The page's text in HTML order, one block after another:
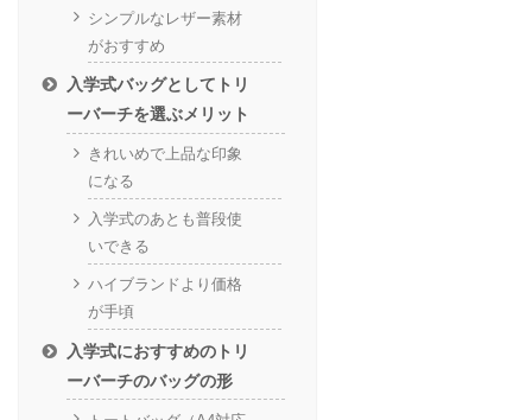
シンプルなレザー素材
がおすすめ
入学式バッグとしてトリ
ーバーチを選ぶメリット
きれいめで上品な印象
になる
入学式のあとも普段使
いできる
ハイブランドより価格
が手頃
入学式におすすめのトリ
ーバーチのバッグの形